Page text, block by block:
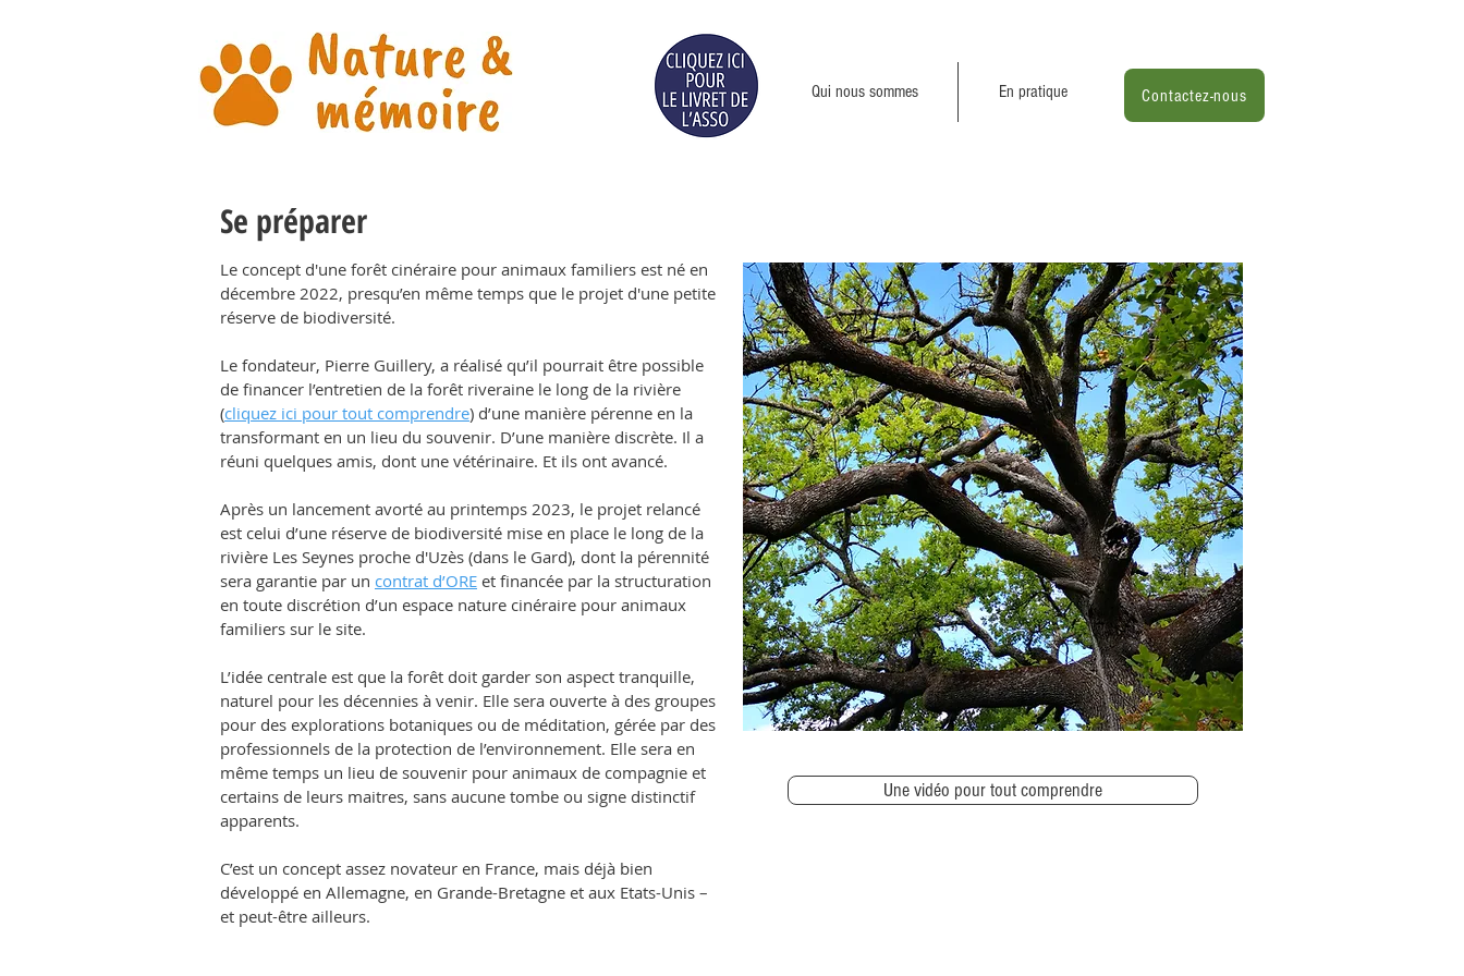
Qui nous sommes En pratique Contactez-nous
Se préparer
Le concept d'une forêt cinéraire pour animaux familiers est né en
décembre 2022, presqu’en même temps que le projet d'une petite
réserve de biodiversité.
Le fondateur, Pierre Guillery, a réalisé qu’il pourrait être possible
de financer l’entretien de la forêt riveraine le long de la rivière
(cliquez ici pour tout comprendre) d’une manière pérenne en la
transformant en un lieu du souvenir. D’une manière discrète. Il a
réuni quelques amis, dont une vétérinaire. Et ils ont avancé.
Après un lancement avorté au printemps 2023, le projet relancé
est celui d’une réserve de biodiversité mise en place le long de la
rivière Les Seynes proche d'Uzès (dans le Gard), dont la pérennité
sera garantie par un contrat d’ORE et financée par la structuration
en toute discrétion d’un espace nature cinéraire pour animaux
familiers sur le site.
L’idée centrale est que la forêt doit garder son aspect tranquille,
naturel pour les décennies à venir. Elle sera ouverte à des groupes
pour des explorations botaniques ou de méditation, gérée par des
professionnels de la protection de l’environnement. Elle sera en
même temps un lieu de souvenir pour animaux de compagnie et
certains de leurs maitres, sans aucune tombe ou signe distinctif
apparents.
C’est un concept assez novateur en France, mais déjà bien
développé en Allemagne, en Grande-Bretagne et aux Etats-Unis –
et peut-être ailleurs.
Une vidéo pour tout comprendre